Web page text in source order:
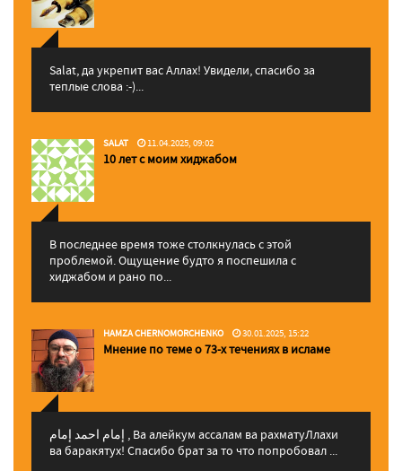
Salat, да укрепит вас Аллаx! Увидели, спасибо за
теплые слова :-)...
SALAT 11.04.2025, 09:02
10 лет с моим хиджабом
В последнее время тоже столкнулась с этой
проблемой. Ощущение будто я поспешила с
хиджабом и рано по...
HAMZA CHERNOMORCHENKO 30.01.2025, 15:22
Мнение по теме о 73-х течениях в исламе
إمام احمد إمام , Ва алейкум ассалам ва рахматуЛлахи
ва баракятух! Спасибо брат за то что попробовал ...